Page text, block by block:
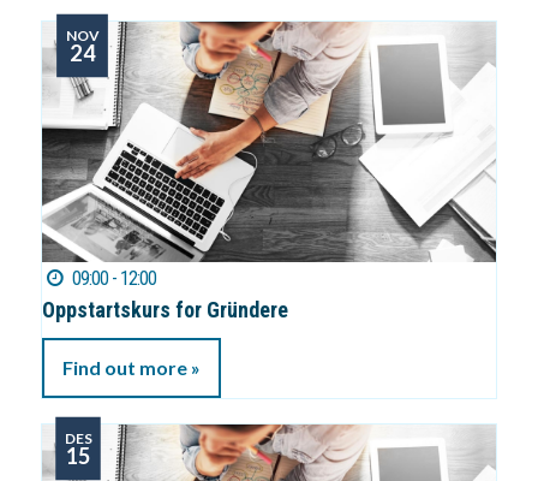
NOV
24
09:00 - 12:00
Oppstartskurs for Gründere
Find out more »
DES
15